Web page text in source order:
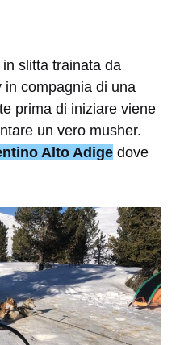
in slitta trainata da
in compagnia di una
prima di iniziare viene
un vero musher.
Alto Adige dove